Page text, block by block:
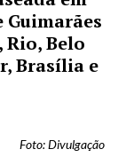
Guimarães
Rio, Belo
Brasília e
Foto: Divulgação